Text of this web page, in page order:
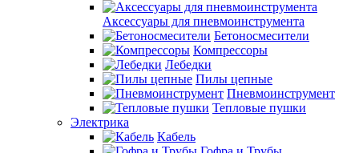
Аксессуары для пневмоинструмента
Бетоносмесители
Компрессоры
Лебедки
Пилы цепные
Пневмоинструмент
Тепловые пушки
Электрика
Кабель